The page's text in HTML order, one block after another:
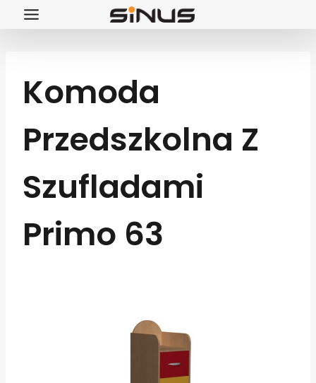
Przejdź
Komoda
Przedszkolna Z
Szufladami
Primo 63